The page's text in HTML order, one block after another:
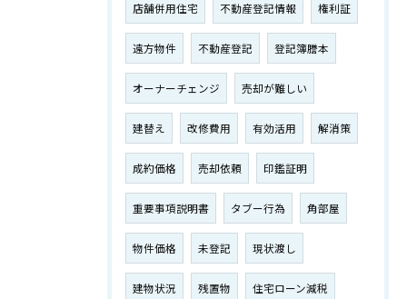
店舗併用住宅 不動産登記情報 権利証
遠方物件 不動産登記 登記簿謄本
オーナーチェンジ 売却が難しい
建替え 改修費用 有効活用 解消策
成約価格 売却依頼 印鑑証明
重要事項説明書 タブー行為 角部屋
物件価格 未登記 現状渡し
建物状況 残置物 住宅ローン減税